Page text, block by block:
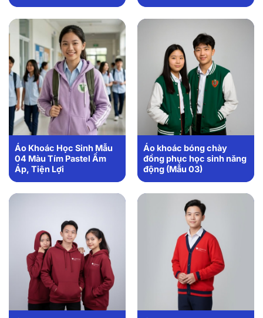
Áo Khoác Học Sinh Mẫu
04 Màu Tím Pastel Ấm
Áp, Tiện Lợi
Áo khoác bóng chày
đồng phục học sinh năng
động (Mẫu 03)